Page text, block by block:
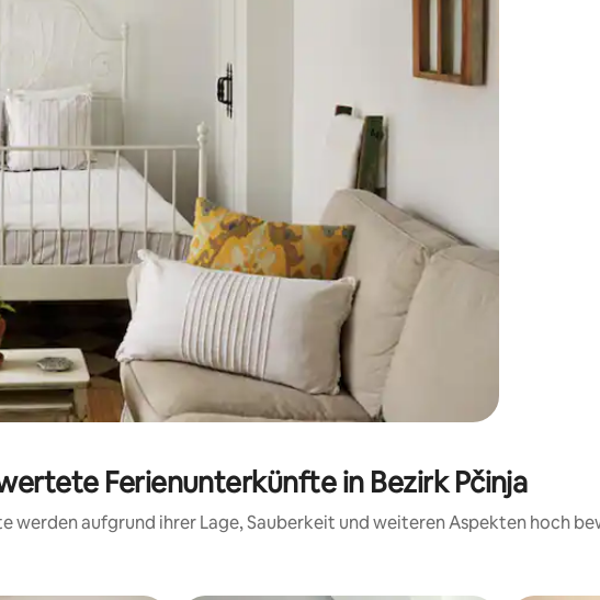
nach oben und unten oder erkunde die Ergebnisse durch Berühren oder
Ferienunterkünfte in Bezirk Pčinja
werden aufgrund ihrer Lage, Sauberkeit und weiteren Aspekten hoch